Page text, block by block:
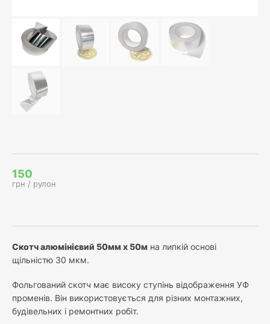
150
грн / рулон
Скотч алюмінієвий 50мм х 50м на липкій основі
щільністю 30 мкм.
Фольгований скотч має високу ступінь відображення УФ
променів. Він використовується для різних монтажних,
будівельних і ремонтних робіт.